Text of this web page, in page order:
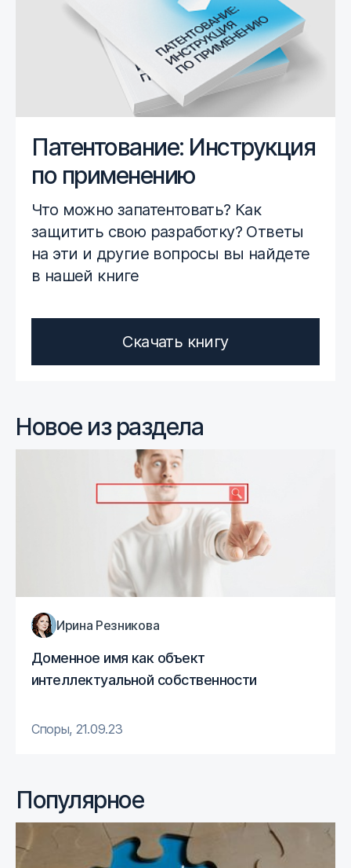
Патентование: Инструкция
по применению
Что можно запатентовать? Как
защитить свою разработку? Ответы
на эти и другие вопросы вы найдете
в нашей книге
Скачать книгу
Новое из раздела
Доменное имя как объект
интеллектуальной собственности
Ирина Резникова
Споры, 21.09.23
Популярное